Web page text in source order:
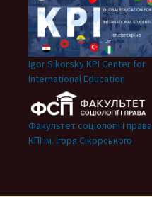
Igor Sikorsky KPI Center for
International Education
Факультет соціології і права
КПІ ім. Ігоря Сікорського